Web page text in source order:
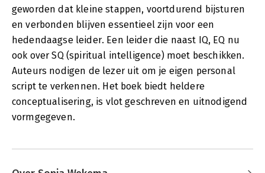
geworden dat kleine stappen, voortdurend bijsturen
en verbonden blijven essentieel zijn voor een
hedendaagse leider. Een leider die naast IQ, EQ nu
ook over SQ (spiritual intelligence) moet beschikken.
Auteurs nodigen de lezer uit om je eigen personal
script te verkennen. Het boek biedt heldere
conceptualisering, is vlot geschreven en uitnodigend
vormgegeven.